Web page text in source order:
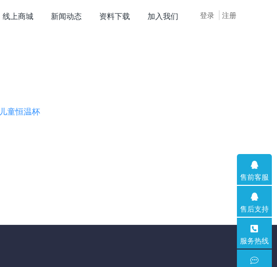
登录 注册
线上商城 新闻动态 资料下载 加入我们
儿童恒温杯
售前客服
售后支持
服务热线